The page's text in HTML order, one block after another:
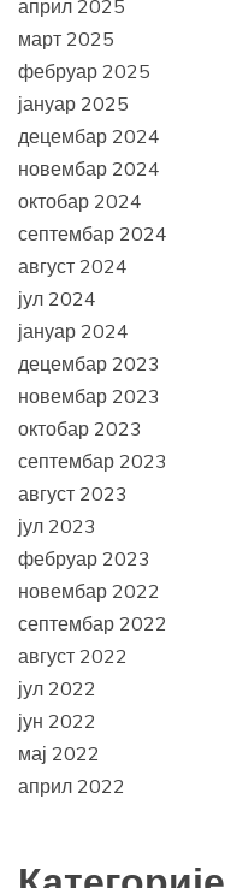
април 2025
март 2025
фебруар 2025
јануар 2025
децембар 2024
новембар 2024
октобар 2024
септембар 2024
август 2024
јул 2024
јануар 2024
децембар 2023
новембар 2023
октобар 2023
септембар 2023
август 2023
јул 2023
фебруар 2023
новембар 2022
септембар 2022
август 2022
јул 2022
јун 2022
мај 2022
април 2022